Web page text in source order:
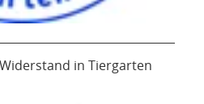
in Tiergarten